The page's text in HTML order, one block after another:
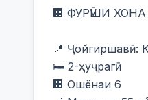
🏢 ФУРӮШИ
📍 Ҷойгиршавӣ:
🛏️ 2-ҳуҷрагӣ
🏢 Ошёнаи 6